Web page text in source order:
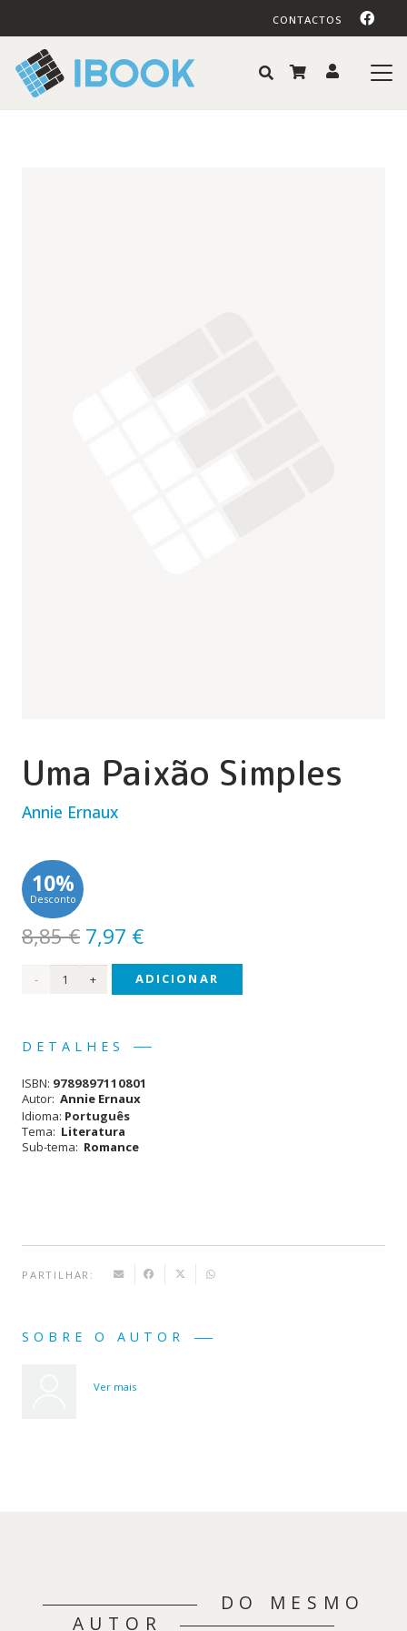
CONTACTOS
Uma Paixão Simples
Annie Ernaux
10%
Desconto
8,85€ O
preço
original
8,85 €.
7,97 €O
preço
atual
Quantidade
Simples
ADICIONAR
DETALHES
ISBN: 9789897110801
Autor: Annie Ernaux
Idioma: Português
Tema: Literatura
Sub-tema: Romance
PARTILHAR:
SOBRE O AUTOR
Ver mais
DO MESMO
AUTOR